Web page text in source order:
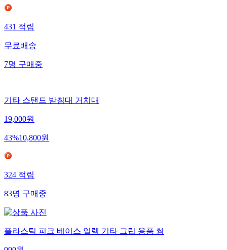
431적립
무료배송
7명구매중
기타 스탠드 받침대 거치대
19,000원
43%10,800원
324적립
83명구매중
플라스틱 피크 베이스 일렉 기타 그립 용품 썸